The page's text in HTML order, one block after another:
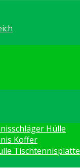
Hülle
Koffer
Tischtennisplatte